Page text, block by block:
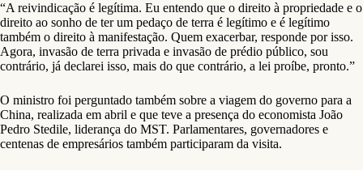
“A reivindicação é legítima. Eu entendo que o direito à propriedade e o
direito ao sonho de ter um pedaço de terra é legítimo e é legítimo
também o direito à manifestação. Quem exacerbar, responde por isso.
Agora, invasão de terra privada e invasão de prédio público, sou
contrário, já declarei isso, mais do que contrário, a lei proíbe, pronto.”
O ministro foi perguntado também sobre a viagem do governo para a
China, realizada em abril e que teve a presença do economista João
Pedro Stedile, liderança do MST. Parlamentares, governadores e
centenas de empresários também participaram da visita.